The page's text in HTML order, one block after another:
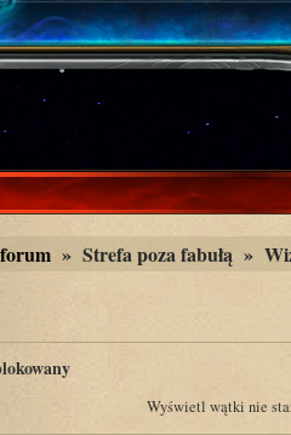
» Strefa poza fabułą »
Wyświetl wątki nie